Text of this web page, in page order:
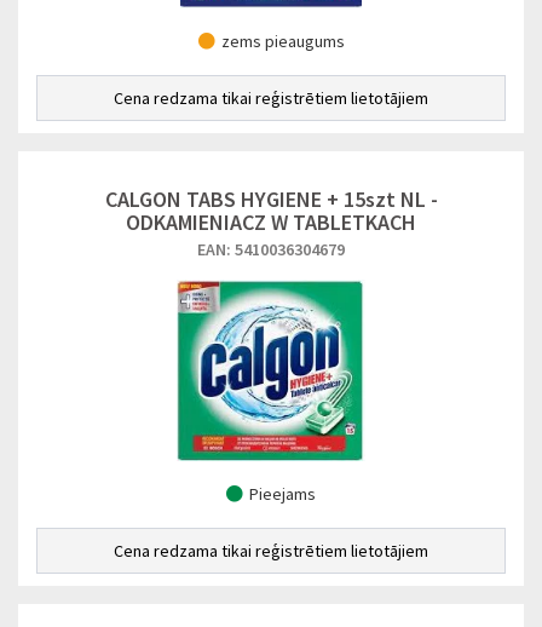
zems pieaugums
Cena redzama tikai reģistrētiem lietotājiem
CALGON TABS HYGIENE + 15szt NL -
ODKAMIENIACZ W TABLETKACH
EAN: 5410036304679
Pieejams
Cena redzama tikai reģistrētiem lietotājiem